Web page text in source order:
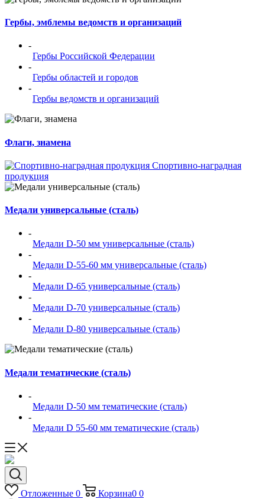
Гербы, эмблемы ведомств и организаций
-
Гербы Российской Федерации
-
Гербы областей и городов
-
Гербы ведомств и организаций
Флаги, знамена
Спортивно-наградная
продукция
Медали универсальные (сталь)
-
Медали D-50 мм универсальные (сталь)
-
Медали D-55-60 мм универсальные (сталь)
-
Медали D-65 универсальные (сталь)
-
Медали D-70 универсальные (сталь)
-
Медали D-80 универсальные (сталь)
Медали тематические (сталь)
-
Медали D-50 мм тематические (сталь)
-
Медали D 55-60 мм тематические (сталь)
Отложенные 0 Корзина0 0